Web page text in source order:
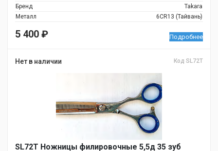
Бренд
Takara
Металл
6CR13 (Тайвань)
5 400 ₽ Подробнее
Нет в наличии Код SL72T
SL72T Ножницы филировочные 5,5д 35 зуб